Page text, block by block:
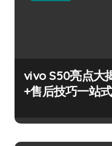
vivo S50亮点大
+售后技巧一站